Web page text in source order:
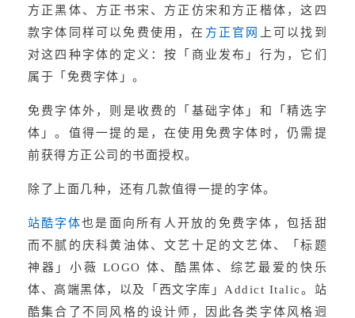
方正黑体、方正书宋、方正仿宋和方正楷体，这四
款字体同样可以免费使用，在 方正官网
上可以找到
对这四种字体的定义：按「商业发布」行为，它们
属于「免费字体」。
免费字体外，则是收费的「基础字体」和「精选字
体」。值得一提的是，在使用免费字体时，仍需提
前获得方正公司的书面授权。
除了上面几种，还有几款值得一提的字体。
站酷字体也是面向所有人开放的免费字体，包括甜
而不腻的庆科黄油体、文艺十足的文艺体、「标题
神器」小薇 LOGO 体、酷黑体、综艺最爱的快乐
体、高端黑体，以及「西文字库」Addict Italic。站
酷集合了不同风格的设计师，因此各类字体风格迥